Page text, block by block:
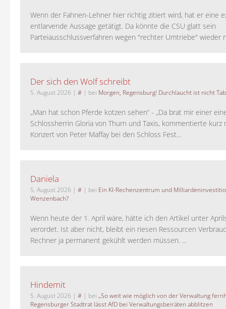
Wenn der Fahnen-Lehner hier richtig zitiert wird, hat er eine
entlarvende Aussage getätigt. Da könnte die CSU glatt sein
Parteiausschlussverfahren wegen "rechter Umtriebe" wieder
Der sich den Wolf schreibt
5. August 2026 | # | bei Morgen, Regensburg! Durchlaucht ist nicht
„Man hat schon Pferde kotzen sehen“ - „Da brat mir einer
Schlossherrin Gloria von Thurn und Taxis, kommentierte kurz
Konzert von Peter Maffay bei den Schloss Fest...
Daniela
5. August 2026 | # | bei Ein KI-Rechenzentrum und
Wenzenbach?
Wenn heute der 1. April wäre, hätte ich den Artikel unter
verordet. Ist aber nicht, bleibt ein riesen Ressourcen
Rechner ja permanent gekühlt werden müssen. ...
Hindemit
5. August 2026 | # | bei „So weit wie möglich von der Verwaltung
Regensburger Stadtrat lässt AfD bei Verwaltungsbeiräten abblitzen